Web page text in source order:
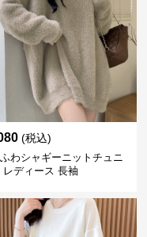
(税込)
わシャギーニットチュニ
レディース 長袖